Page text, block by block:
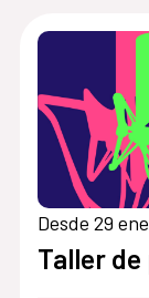
Desde 29
Taller